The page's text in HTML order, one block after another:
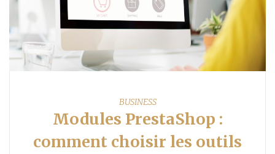
BUSINESS
Modules PrestaShop :
comment choisir les outils